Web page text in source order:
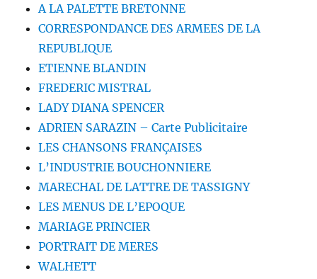
A LA PALETTE BRETONNE
CORRESPONDANCE DES ARMEES DE LA
REPUBLIQUE
ETIENNE BLANDIN
FREDERIC MISTRAL
LADY DIANA SPENCER
ADRIEN SARAZIN – Carte Publicitaire
LES CHANSONS FRANÇAISES
L’INDUSTRIE BOUCHONNIERE
MARECHAL DE LATTRE DE TASSIGNY
LES MENUS DE L’EPOQUE
MARIAGE PRINCIER
PORTRAIT DE MERES
WALHETT